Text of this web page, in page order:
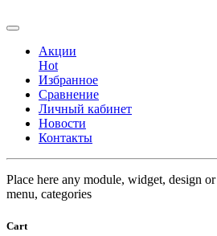
Акции
Hot
Избранное
Сравнение
Личный кабинет
Новости
Контакты
Place here any module, widget, design
menu, categories
Cart